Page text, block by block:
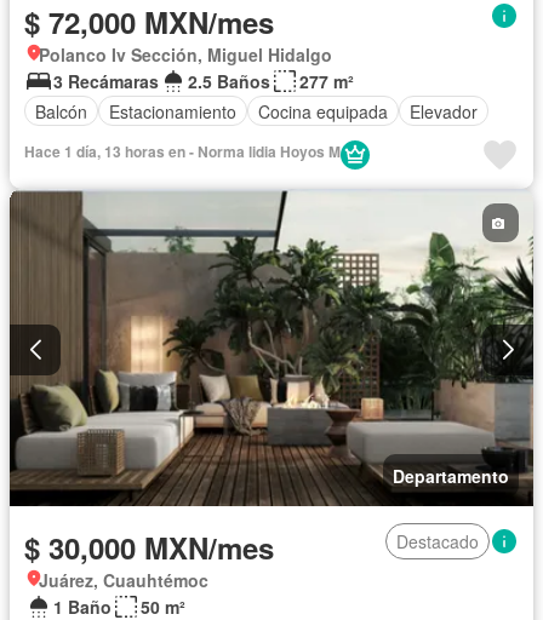
$ 72,000 MXN/mes
Polanco Iv Sección, Miguel Hidalgo
3 Recámaras
2.5 Baños
277 m²
Balcón
Estacionamiento Cocina equipada Elevador
Hace 1 día, 13 horas en - Norma lidia Hoyos M
Departamento
$ 30,000 MXN/mes
Destacado
Juárez, Cuauhtémoc
1 Baño
50 m²